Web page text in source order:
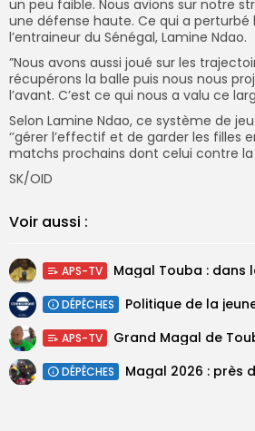
un peu faible. Nous avions sur notre
une défense haute. Ce qui a perturbé
l’entraineur du Sénégal, Lamine Ndao.
”Nous avons aussi joué sur les
récupérons la balle puis nous nous
l’avant. C’est ce qui nous a valu ce
Selon Lamine Ndao, ce système de
‘’gérer l’effectif et de garder les filles
matchs prochains dont celui contre
SK/OID
Voir aussi :
APS-TV
DÉPÊCHES
APS-TV
DÉPÊCHES